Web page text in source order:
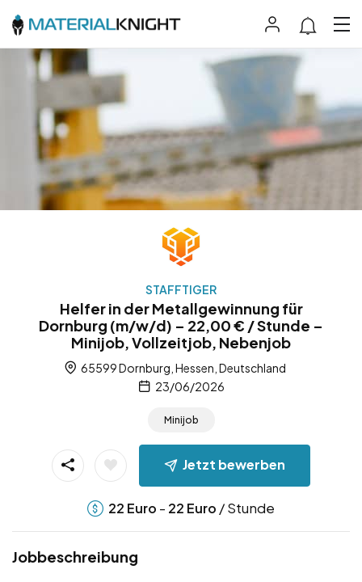
STAFFTIGER
Helfer in der Metallgewinnung für
Dornburg (m/w/d) – 22,00 € / Stunde –
Minijob, Vollzeitjob, Nebenjob
65599 Dornburg, Hessen, Deutschland
23/06/2026
Minijob
Jetzt bewerben
22 Euro - 22 Euro / Stunde
Jobbeschreibung